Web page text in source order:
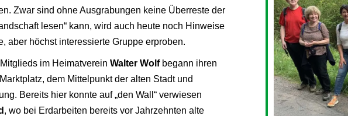
Zwar sind ohne Ausgrabungen keine Überreste der
lesen“ kann, wird auch heute noch Hinweise
aber höchst interessierte Gruppe erproben.
im Heimatverein Walter Wolfbegann ihren
dem Mittelpunkt der alten Stadt und
Bereits hier konnte auf „den Wall“ verwiesen
, wo bei Erdarbeiten bereits vor Jahrzehnten alte